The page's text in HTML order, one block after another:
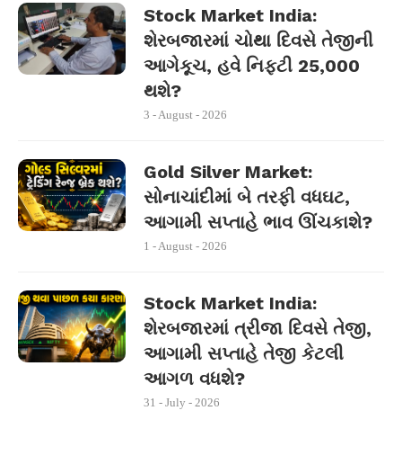
Stock Market India:
શેરબજારમાં ચોથા દિવસે તેજીની
આગેકૂચ, હવે નિફ્ટી 25,000
થશે?
3 - August - 2026
Gold Silver Market:
સોનાચાંદીમાં બે તરફી વધઘટ,
આગામી સપ્તાહે ભાવ ઊંચકાશે?
1 - August - 2026
Stock Market India:
શેરબજારમાં ત્રીજા દિવસે તેજી,
આગામી સપ્તાહે તેજી કેટલી
આગળ વધશે?
31 - July - 2026